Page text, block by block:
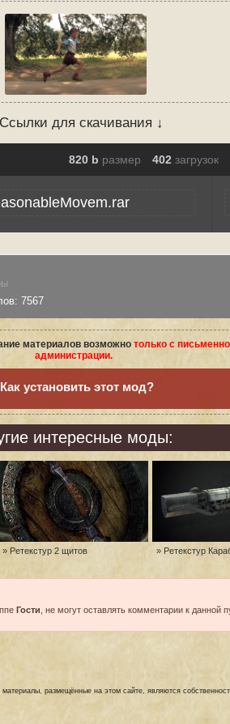
для скачивания ↓
820 b размер 402 загрузок
7567
материалов возможно только с
администрации.
Как установить этот мод?
интересные моды:
» Ретекстур 2 щитов » Ретекстур
Гости , не могут оставлять комментарии к данной
размещённые на этом сайте, являются